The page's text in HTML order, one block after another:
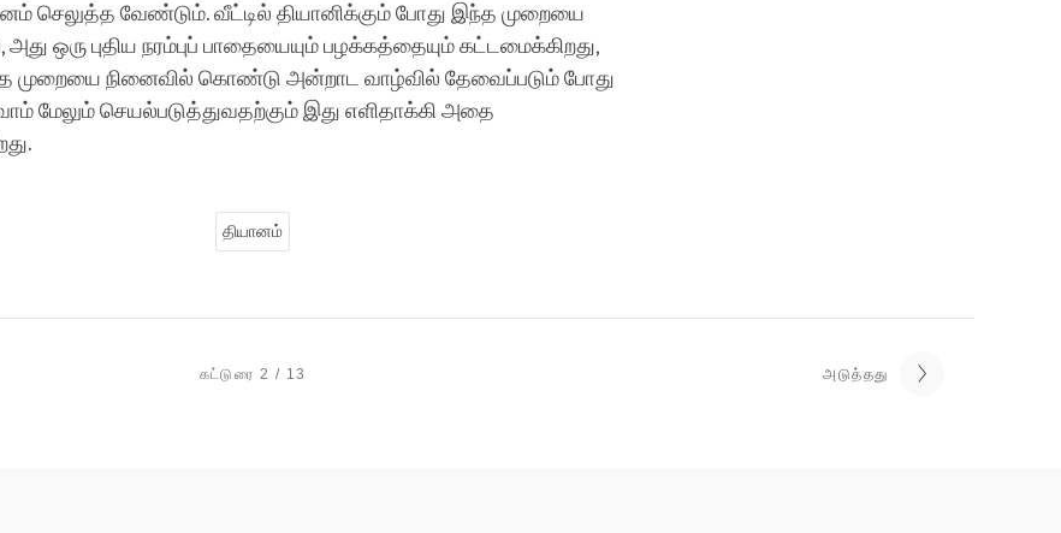
செலுத்த வேண்டும். வீட்டில் தியானிக்கும் போது இந்த முறையை
அது ஒரு புதிய நரம்புப் பாதையையும் பழக்கத்தையும் கட்டமைக்கிறது,
முறையை நினைவில் கொண்டு அன்றாட வாழ்வில் தேவைப்படும் போது
மேலும் செயல்படுத்துவதற்கும் இது எளிதாக்கி அதை
தியானம்
கட்டுரை 2 / 13 அடுத்தது